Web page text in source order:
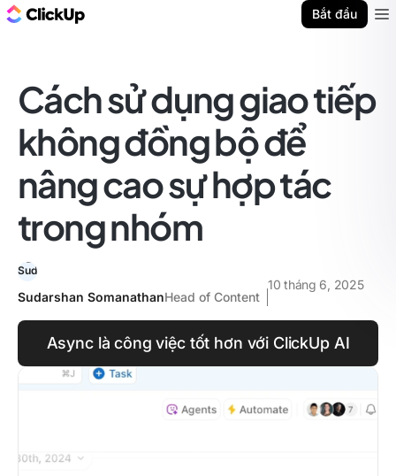
Bắt đầu
Cách sử dụng giao tiếp
không đồng bộ để
nâng cao sự hợp tác
trong nhóm
Sudarshan SomanathanHead of Content
10 tháng 6, 2025
Async là công việc tốt hơn với ClickUp AI